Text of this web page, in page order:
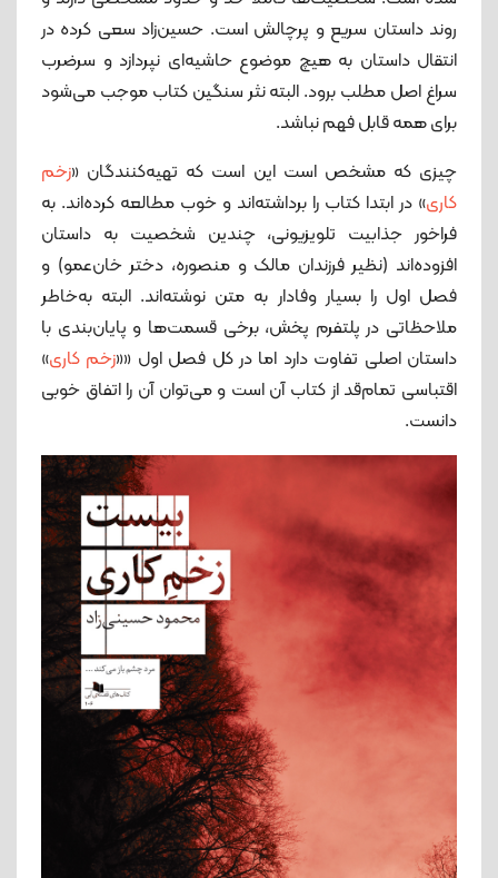
روند داستان سریع و پرچالش است. حسین‌زاد سعی کرده در
انتقال داستان به هیچ موضوع حاشیه‌ای نپردازد و سرضرب
سراغ اصل مطلب برود. البته نثر سنگین کتاب موجب می‌شود
برای همه قابل فهم نباشد.
چیزی که مشخص است این است که تهیه‌کنندگان «زخم
کاری» در ابتدا کتاب را برداشته‌اند و خوب مطالعه کرده‌اند. به
فراخور جذابیت تلویزیونی، چندین شخصیت به داستان
افزوده‌اند (نظیر فرزندان مالک و منصوره، دختر خان‌عمو) و
فصل اول را بسیار وفادار به متن نوشته‌اند. البته به‌خاطر
ملاحظاتی در پلتفرم پخش، برخی قسمت‌ها و پایان‌بندی با
داستان اصلی تفاوت دارد اما در کل فصل اول ««زخم کاری»
اقتباسی تمام‌قد از کتاب آن است و می‌توان آن را اتفاق خوبی
دانست.